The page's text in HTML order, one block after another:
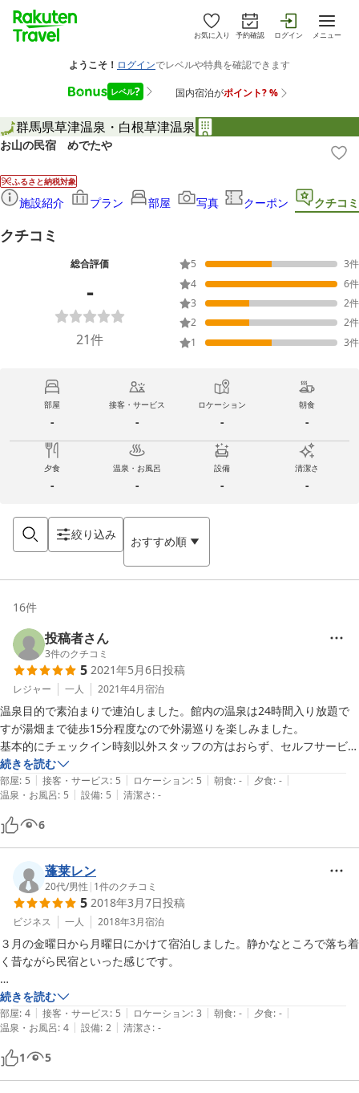
お気に入り 予約確認 ログイン メニュー
群馬県草津温泉・白根草津温泉
お山の民宿 めでたや
ふるさと納税対象
施設紹介 プラン 部屋 写真 クーポン クチコミ
クチコミ
総合評価
-
21件
5 3件
4
6件
3
2件
2
2件
1
3件
部屋
-
接客・サービス
-
ロケーション
-
朝食
-
夕食
-
温泉・お風呂
-
設備
-
清潔さ
-
絞り込み おすすめ順
16件
投稿者さん
3件のクチコミ
5 2021年5月6日投稿
レジャー 一人 2021年4月宿泊
温泉目的で素泊まりで連泊しました。館内の温泉は24時間入り放題で
すが湯畑まで徒歩15分程度なので外湯巡りを楽しみました。
基本的にチェックイン時刻以外スタッフの方はおらず、セルフサービス
となります。
スタッフの方は何事にも親切丁寧に対応して頂き非常に気持ち良く過ご
す事が出来ました。
続きを読む
部屋: 5 | 接客・サービス: 5 | ロケーション: 5 | 朝食: - | 夕食: - |
温泉・お風呂: 5 | 設備: 5 | 清潔さ: -
6
蓬莱レン
20代/男性 | 1件のクチコミ
5 2018年3月7日投稿
ビジネス 一人 2018年3月宿泊
３月の金曜日から月曜日にかけて宿泊しました。静かなところで落ち着
く昔ながら民宿といった感じです。
ちょくちょく声をかけてくれたり、ロビーで仕事をしているとイチゴを
出してくれたり、帰りの日は早朝に帰らなければならなかったのです
が、快く送迎までしてくださったり・・・サービスには大変満足してお
ります。
冬は暖房使用料金が別途かかるみたいなので予算には注意です。あと入
続きを読む
部屋: 4 | 接客・サービス: 5 | ロケーション: 3 | 朝食: - | 夕食: - |
温泉・お風呂: 4 | 設備: 2 | 清潔さ: -
1 5